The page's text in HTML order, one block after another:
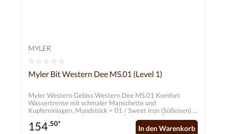
MYLER
Durchschnittliche Bewertung von 0 von 5 Sternen
Myler Bit Western Dee MS.01 (Level 1)
Myler Western Gebiss Western Dee MS.01 Komfort
Wassertrense mit schmaler Manschette und
Kupfereinlagen. Mundstück = 01 / Sweet Iron (Süßeisen) /
11mm Backenstücke = Western D-Ring ohne Ösen /
Edelstahl / 70mm
154.50*
In den Warenkorb